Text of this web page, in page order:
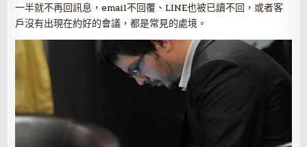
一半就不再回訊息，email不回覆、LINE也被已讀不回，或者客
戶沒有出現在約好的會議，都是常見的處境。